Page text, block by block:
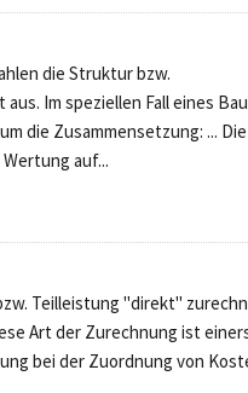
die Struktur bzw.
Im speziellen Fall eines
die Zusammensetzung: ... Die
auf...
Teilleistung "direkt"
Art der Zurechnung ist
bei der Zuordnung von